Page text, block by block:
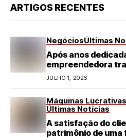
ARTIGOS RECENTES
NegóciosÚltimas
Após anos
empreendedora
turismo em
JULHO 1, 2026
Máquinas Lucrativas
Últimas Notícias
A satisfação do
patrimônio de uma